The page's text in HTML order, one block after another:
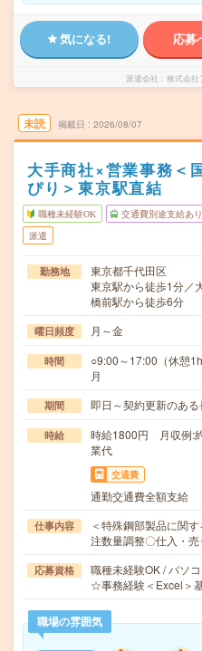
気になる! 応募
派遣会社 株式会社
未読 掲載日 2026/08/07
大手商社×営業事務＜
ぴり＞東京駅直結
職種未経験OK 交通費別途支給あり
派遣
勤務地
東京都千代田区
東京駅から徒歩1分／
橋前駅から徒歩6分
曜日頻度 月～金
時間
○9:00～17:00（休憩
月
期間 即日～契約更新のあ
時給
時給1800円 月収例:
業代
交通費
通勤交通費全額支給
仕事内容
＜特殊鋼部製品に関
注数量調整〇仕入・
応募資格
職種未経験OK / パソ
☆事務経験＜Excel＞
職場の雰囲気